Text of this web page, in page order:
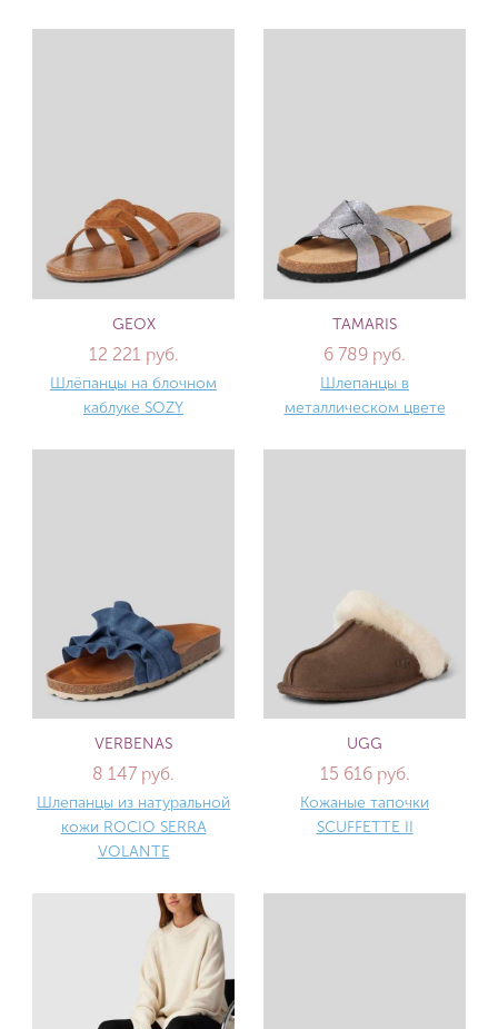
GEOX
12 221 руб.
Шлёпанцы на блочном
каблуке SOZY
TAMARIS
6 789 руб.
Шлепанцы в
металлическом цвете
VERBENAS
8 147 руб.
Шлепанцы из натуральной
кожи ROCIO SERRA
VOLANTE
UGG
15 616 руб.
Кожаные тапочки
SCUFFETTE II